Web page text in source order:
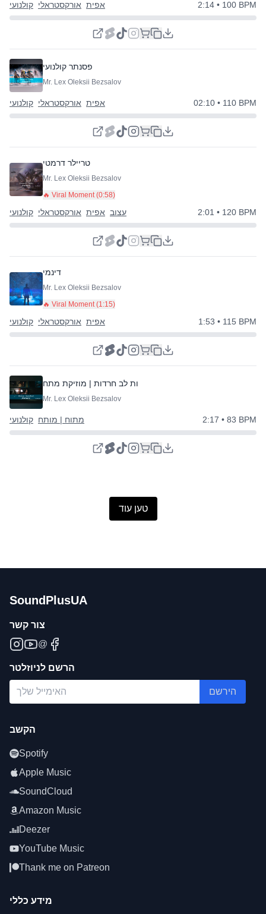
קולנועי אורקסטראלי אפית 2:14 • 100 BPM
פסנתר קולנועי
Mr. Lex Oleksii Bezsalov
קולנועי אורקסטראלי אפית 02:10 • 110 BPM
טריילר דרמטי
Mr. Lex Oleksii Bezsalov
🔥 Viral Moment (0:58)
קולנועי אורקסטראלי אפית עצוב 2:01 • 120 BPM
דינמי
Mr. Lex Oleksii Bezsalov
🔥 Viral Moment (1:15)
קולנועי אורקסטראלי אפית 1:53 • 115 BPM
דפיקות לב חרדות | מוזיקת מתח
Mr. Lex Oleksii Bezsalov
קולנועי מתוח | מותח 2:17 • 83 BPM
טען עוד
SoundPlusUA
צור קשר
@
הרשם לניוזלטר
הירשם
הקשב
Spotify
Apple Music
SoundCloud
Amazon Music
Deezer
YouTube Music
Thank me on Patreon
מידע כללי